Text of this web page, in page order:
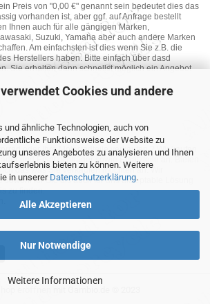
Cookies und andere
und ähnliche Technologien, auch von
Funktionsweise der Website zu
unseres Angebotes zu analysieren und Ihnen
bieten zu können. Weitere
in unserer Datenschutzerklärung.
Alle Akzeptieren
Nur Notwendige
Weitere Informationen
Preis von "0,00 €" genannt sein bedeutet dies das
vorhanden ist, aber ggf. auf Anfrage bestellt
Ihnen auch für alle gängigen Marken,
Suzuki, Yamaha aber auch andere Marken
Am einfachsten ist dies wenn Sie z.B. die
Herstellers haben. Bitte einfach über dasd
Sie erhalten dann schnellst möglich ein Angebot
oder Ihre Motorradteile verkaufen ? Wir kaufen
und Ersatzteilträger sowie Ersatzteile an. Bieten
das was Sie verkaufen möchten an. Wir
für Sie als auch für uns akzeptable Lösung
zu finden.